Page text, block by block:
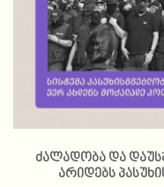
ძალადობა და
არიდებს